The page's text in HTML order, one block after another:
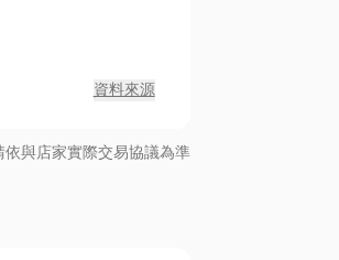
資料來源
與店家實際交易協議為準